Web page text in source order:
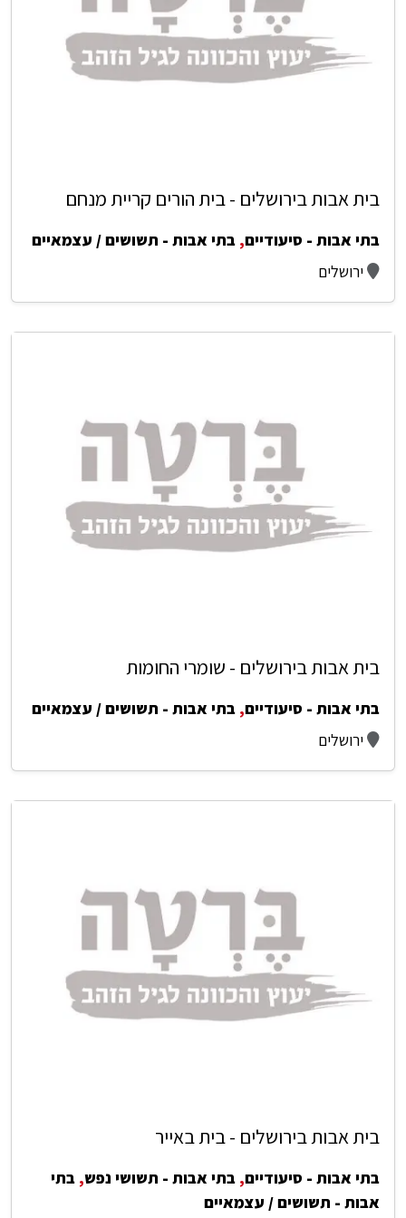
בית אבות בירושלים - בית הורים קריית מנחם
בתי אבות - סיעודיים, בתי אבות - תשושים / עצמאיים
ירושלים
בית אבות בירושלים - שומרי החומות
בתי אבות - סיעודיים, בתי אבות - תשושים / עצמאיים
ירושלים
בית אבות בירושלים - בית באייר
בתי אבות - סיעודיים, בתי אבות - תשושי נפש, בתי
אבות - תשושים / עצמאיים